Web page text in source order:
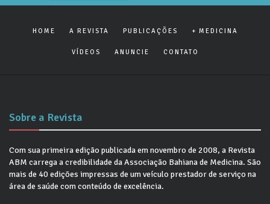
HOME A REVISTA PUBLICAÇÕES + MEDICINA
VÍDEOS ANUNCIE CONTATO
Sobre a Revista
Com sua primeira edição publicada em novembro de 2008, a Revista
ABM carrega a credibilidade da Associação Bahiana de Medicina. São
mais de 40 edições impressas de um veículo prestador de serviço na
área de saúde com conteúdo de excelência.